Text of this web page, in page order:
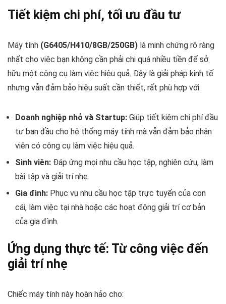
Tiết kiệm chi phí, tối ưu đầu tư
Máy tính (G6405/H410/8GB/250GB) là minh chứng rõ ràng
nhất cho việc bạn không cần phải chi quá nhiều tiền để sở
hữu một công cụ làm việc hiệu quả. Đây là giải pháp kinh tế
nhưng vẫn đảm bảo hiệu suất cần thiết, rất phù hợp với:
Doanh nghiệp nhỏ và Startup: Giúp tiết kiệm chi phí đầu
tư ban đầu cho hệ thống máy tính mà vẫn đảm bảo nhân
viên có công cụ làm việc hiệu quả.
Sinh viên: Đáp ứng mọi nhu cầu học tập, nghiên cứu, làm
bài tập và giải trí nhẹ.
Gia đình: Phục vụ nhu cầu học tập trực tuyến của con
cái, làm việc tại nhà hoặc các hoạt động giải trí cơ bản
của gia đình.
Ứng dụng thực tế: Từ công việc đến
giải trí nhẹ
Chiếc máy tính này hoàn hảo cho: